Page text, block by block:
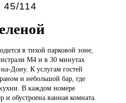
45/114
в тихой парковой зоне,
М4 и в 30 минутах
Дону. К услугам гостей
и небольшой бар, где
В каждом номере
и обустроена ванная комната.